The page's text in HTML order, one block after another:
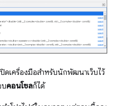
ดเครื่องมือสำหรับนักพัฒนาเว็บไว้
บคอนโซลก็ได้